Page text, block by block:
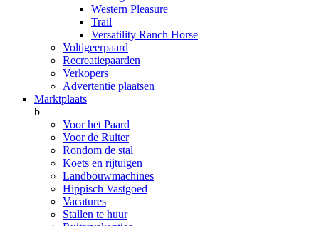
Western Pleasure
Trail
Versatility Ranch Horse
Voltigeerpaard
Recreatiepaarden
Verkopers
Advertentie plaatsen
Marktplaats
b
Voor het Paard
Voor de Ruiter
Rondom de stal
Koets en rijtuigen
Landbouwmachines
Hippisch Vastgoed
Vacatures
Stallen te huur